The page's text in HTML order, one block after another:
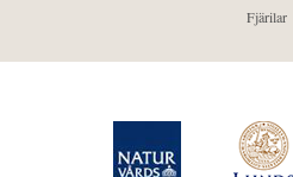
Fjärilar